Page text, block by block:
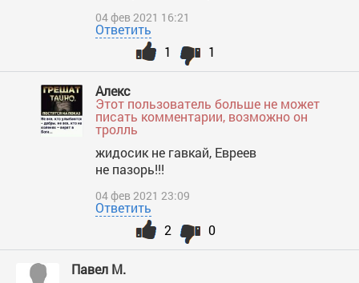
04 фев 2021 16:21
Ответить
1
1
Алекс
Этот пользователь больше не может
писать комментарии, возможно он
тролль
жидосик не гавкай, Евреев
не пазорь!!!
04 фев 2021 23:09
Ответить
0
2
Павел М.